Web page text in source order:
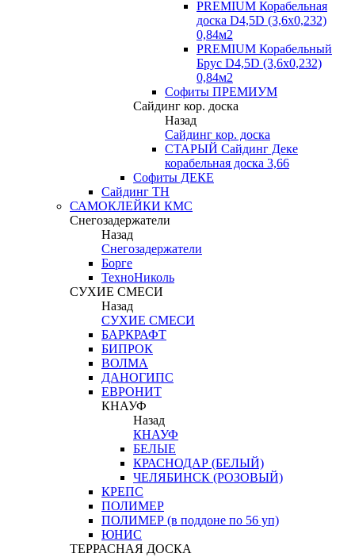
PREMIUM Корабельная
доска D4,5D (3,6х0,232)
0,84м2
PREMIUM Корабельный
Брус D4,5D (3,6х0,232)
0,84м2
Софиты ПРЕМИУМ
Сайдинг кор. доска
Назад
Сайдинг кор. доска
СТАРЫЙ Сайдинг Деке
корабельная доска 3,66
Софиты ДЕКЕ
Сайдинг ТН
САМОКЛЕЙКИ КМС
Снегозадержатели
Назад
Снегозадержатели
Борге
ТехноНиколь
СУХИЕ СМЕСИ
Назад
СУХИЕ СМЕСИ
БАРКРАФТ
БИПРОК
ВОЛМА
ДАНОГИПС
ЕВРОНИТ
КНАУФ
Назад
КНАУФ
БЕЛЫЕ
КРАСНОДАР (БЕЛЫЙ)
ЧЕЛЯБИНСК (РОЗОВЫЙ)
КРЕПС
ПОЛИМЕР
ПОЛИМЕР (в поддоне по 56 уп)
ЮНИС
ТЕРРАСНАЯ ДОСКА